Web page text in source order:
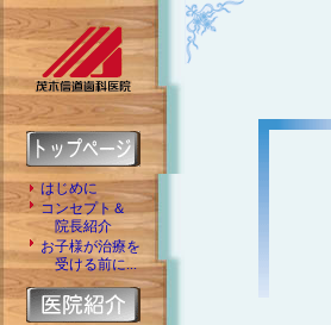
はじめに
コンセプト＆
院長紹介
お子様が治療を
受ける前に...